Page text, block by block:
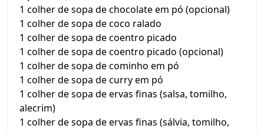
1 colher de sopa de chocolate em pó (opcional)
1 colher de sopa de coco ralado
1 colher de sopa de coentro picado
1 colher de sopa de coentro picado (opcional)
1 colher de sopa de cominho em pó
1 colher de sopa de curry em pó
1 colher de sopa de ervas finas (salsa, tomilho,
alecrim)
1 colher de sopa de ervas finas (sálvia, tomilho,